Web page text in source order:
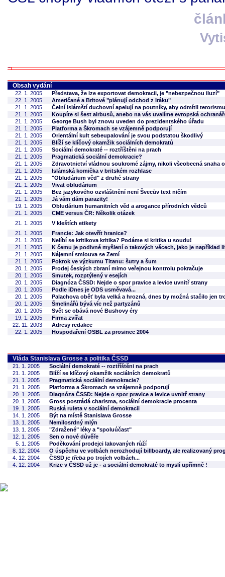
Obsah vydání
22. 1. 2005
Představa, že lze exportovat demokracii, je "nebezpečnou iluzí"
22. 1. 2005
Američané a Britové "plánují odchod z Iráku"
21. 1. 2005
Čelní islámští duchovní apelují na poutníky, aby odmítli
21. 1. 2005
Koupíte si šest airbusů, anebo na vás uvalíme evropská
21. 1. 2005
George Bush byl znovu uveden do prezidentského úřadu
21. 1. 2005
Platforma a Škromach se vzájemně podporují
21. 1. 2005
Orientální kult sebeupalování je svou podstatou škodlivý
21. 1. 2005
Blíží se klíčový okamžik sociálních demokratů
21. 1. 2005
Sociální demokraté -- roztříštěni na prach
21. 1. 2005
Pragmatická sociální demokracie?
21. 1. 2005
Zdravotnictví vládnou soukromé zájmy, nikoli všeobecná snaha
21. 1. 2005
Islámská komička v britském rozhlase
21. 1. 2005
"Obludárium věd" z druhé strany
21. 1. 2005
Vivat obludárium
21. 1. 2005
Bez jazykového ozvláštnění není Švecův text ničím
21. 1. 2005
Já vám dám parazity!
19. 1. 2005
Obludárium humanitních věd a arogance přírodních vědců
21. 1. 2005
CME versus ČR: Několik otázek
21. 1. 2005
V kleštích etikety
21. 1. 2005
Francie: Jak otevřít hranice?
21. 1. 2005
Nelíbí se kritikova kritika? Podáme si kritika u soudu!
21. 1. 2005
K čemu je podivné myšlení o takových věcech, jako je například
21. 1. 2005
Nájemní smlouva se Zemí
21. 1. 2005
Pokrok ve výzkumu Titanu: šutry a šum
20. 1. 2005
Prodej českých zbraní mimo veřejnou kontrolu pokračuje
20. 1. 2005
Smutek, rozptýlený v esejích
20. 1. 2005
Diagnóza ČSSD: Nejde o spor pravice a levice uvnitř strany
20. 1. 2005
Podle iDnes je ODS usměvavá...
20. 1. 2005
Palachova oběť byla velká a hrozná, dnes by možná stačilo jen
20. 1. 2005
Šmelinářů bývá víc než partyzánů
20. 1. 2005
Svět se obává nové Bushovy éry
19. 1. 2005
Firma zvířat
22. 11. 2003
Adresy redakce
22. 1. 2005
Hospodaření OSBL za prosinec 2004
Vláda Stanislava Grosse a politika ČSSD
21. 1. 2005
Sociální demokraté -- roztříštěni na prach
21. 1. 2005
Blíží se klíčový okamžik sociálních demokratů
21. 1. 2005
Pragmatická sociální demokracie?
21. 1. 2005
Platforma a Škromach se vzájemně podporují
20. 1. 2005
Diagnóza ČSSD: Nejde o spor pravice a levice uvnitř strany
20. 1. 2005
Gross postrádá charisma, sociální demokracie procenta
19. 1. 2005
Ruská ruleta v sociální demokracii
14. 1. 2005
Být na místě Stanislava Grosse
13. 1. 2005
Nemilosrdný mlýn
13. 1. 2005
"Zdražené" léky a "spoluúčast"
12. 1. 2005
Sen o nové důvěře
5. 1. 2005
Poděkování prodejci lakovaných růží
8. 12. 2004
O úspěchu ve volbách nerozhodují billboardy, ale realizovaný
4. 12. 2004
ČSSD je třeba po trojích volbách...
4. 12. 2004
Krize v ČSSD už je - a sociální demokraté to myslí upřímně !